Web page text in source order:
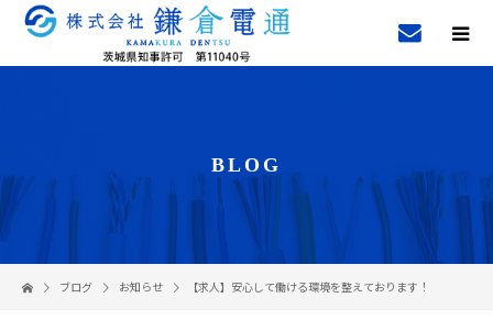
BLOG
ブログ お知らせ 【求人】安心して働ける環境を整えております！